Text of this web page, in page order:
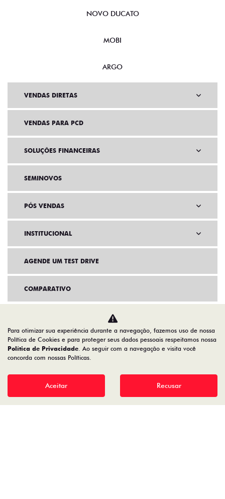
NOVO DUCATO
MOBI
ARGO
VENDAS DIRETAS
VENDAS PARA PCD
SOLUÇÕES FINANCEIRAS
SEMINOVOS
PÓS VENDAS
INSTITUCIONAL
AGENDE UM TEST DRIVE
COMPARATIVO
Para otimizar sua experiência durante a navegação, fazemos uso de nossa
Política de Cookies e para proteger seus dados pessoais respeitamos nossa
Política de Privacidade. Ao seguir com a navegação e visita você
concorda com nossas Políticas.
Aceitar Recusar